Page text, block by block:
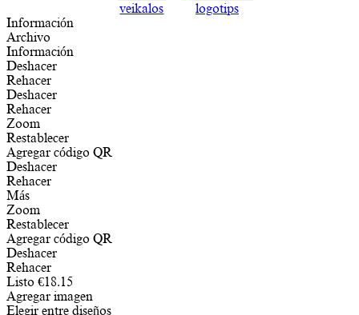
Información
Archivo
Información
Deshacer
Rehacer
Deshacer
Rehacer
Zoom
Restablecer
Agregar código QR
Deshacer
Rehacer
Más
Zoom
Restablecer
Agregar código QR
Deshacer
Rehacer
Listo €18.15
Agregar imagen
Elegir entre diseños